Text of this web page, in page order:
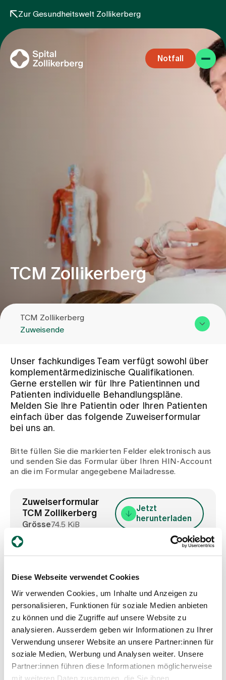
Diese Webseite verwendet Cookies
Wir verwenden Cookies, um Inhalte und Anzeigen zu
personalisieren, Funktionen für soziale Medien anbieten
zu können und die Zugriffe auf unsere Website zu
analysieren. Ausserdem geben wir Informationen zu Ihrer
Verwendung unserer Website an unsere Partner:innen für
soziale Medien, Werbung und Analysen weiter. Unsere
Partner:innen führen diese Informationen möglicherweise
mit weiteren Daten zusammen, die Sie ihnen
Zur Gesundheitswelt Zollikerberg
Notfall
Aufenthalt
Zuweisende
Über uns
Aktuelles
Jobs & Karriere
Kontakt
Medien
Publikationen
TCM Zollikerberg
TCM Zollikerberg
Zuweisende
Übersicht & Leistungen
Team
Zuweisende
Kontakt
Unser fachkundiges Team verfügt sowohl über
komplementärmedizinische Qualifikationen.
Gerne erstellen wir für Ihre Patientinnen und
Patienten individuelle Behandlungspläne.
Melden Sie Ihre Patientin oder Ihren Patienten
einfach über das folgende Zuweiserformular
bei uns an.
Bitte füllen Sie die markierten Felder elektronisch aus
und senden Sie das Formular über Ihren HIN-Account
an die im Formular angegebene Mailadresse.
Zuweiserformular
TCM Zollikerberg
Grösse74.5 KiB
Jetzt
herunterladen
TCM Zollikerberg
Montag bis Freitag:
8.00 – 12.00 Uhr
13.30 – 16.30 Uhr
Praxiszentrum Zollikerberg